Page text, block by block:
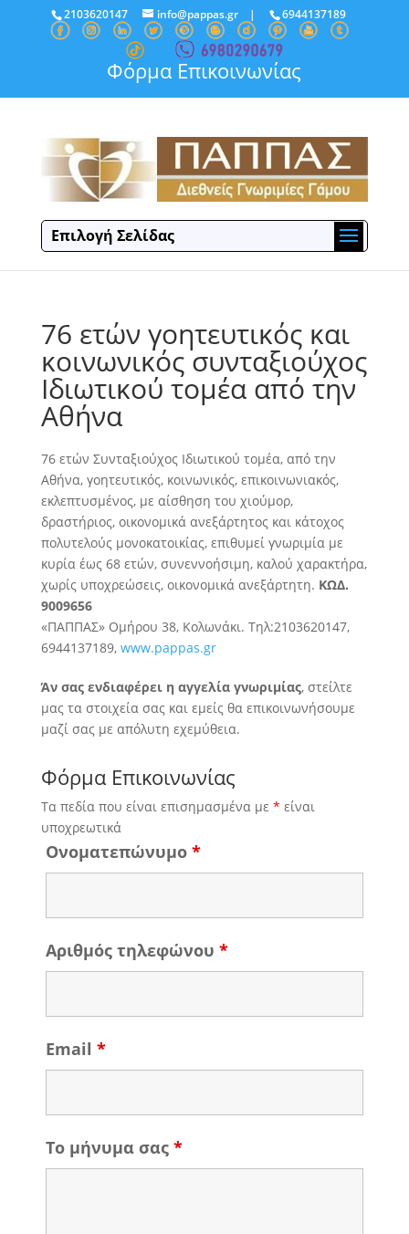
2103620147 info@pappas.gr| 6944137189
Φόρμα Επικοινωνίας
Επιλογή Σελίδας
76 ετών γοητευτικός και
κοινωνικός συνταξιούχος
Ιδιωτικού τομέα από την
Αθήνα
76 ετών Συνταξιούχος Ιδιωτικού τομέα, από την
Αθήνα, γοητευτικός, κοινωνικός, επικοινωνιακός,
εκλεπτυσμένος, με αίσθηση του χιούμορ,
δραστήριος, οικονομικά ανεξάρτητος και κάτοχος
πολυτελούς μονοκατοικίας, επιθυμεί γνωριμία με
κυρία έως 68 ετών, συνεννοήσιμη, καλού χαρακτήρα,
χωρίς υποχρεώσεις, οικονομικά ανεξάρτητη. ΚΩΔ.
9009656
«ΠΑΠΠΑΣ» Ομήρου 38, Κολωνάκι. Τηλ:2103620147,
6944137189, www.pappas.gr
Άν σας ενδιαφέρει η αγγελία γνωριμίας, στείλτε
μας τα στοιχεία σας και εμείς θα επικοινωνήσουμε
μαζί σας με απόλυτη εχεμύθεια.
Φόρμα Επικοινωνίας
Τα πεδία που είναι επισημασμένα με * είναι
υποχρεωτικά
Ονοματεπώνυμο *
Αριθμός τηλεφώνου *
Email *
Το μήνυμα σας *